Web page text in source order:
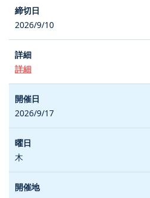
2026/9/10
詳細
2026/9/17
木